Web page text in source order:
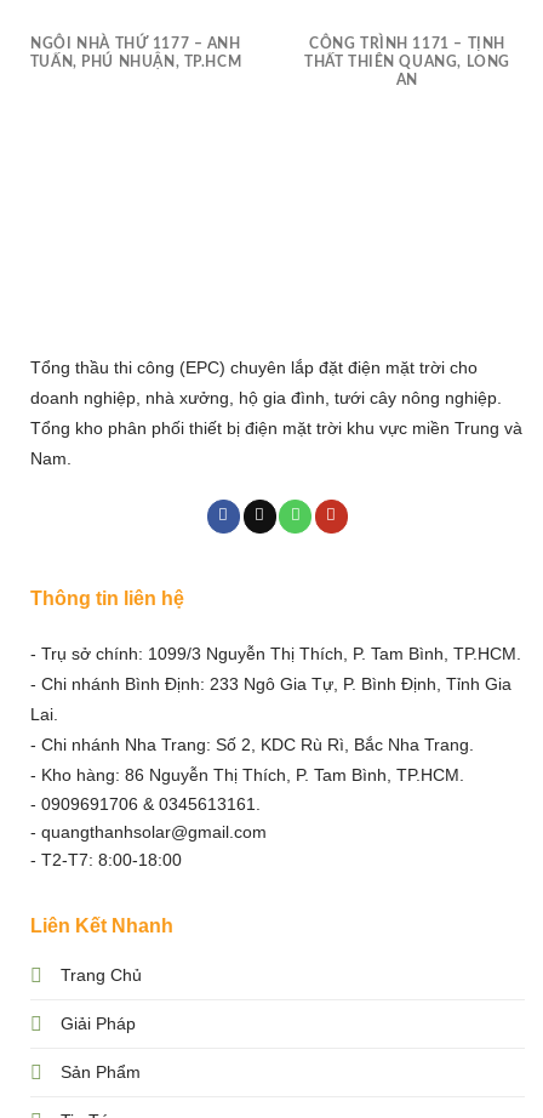
NGÔI NHÀ THỨ 1177 – ANH
TUẤN, PHÚ NHUẬN, TP.HCM
CÔNG TRÌNH 1171 – TỊNH
THẤT THIÊN QUANG, LONG
AN
Tổng thầu thi công (EPC) chuyên lắp đặt điện mặt trời cho
doanh nghiệp, nhà xưởng, hộ gia đình, tưới cây nông nghiệp.
Tổng kho phân phối thiết bị điện mặt trời khu vực miền Trung và
Nam.
Liên Kết Nhanh
Trang Chủ
Giải Pháp
Sản Phẩm
Thông tin liên hệ
- Trụ sở chính: 1099/3 Nguyễn Thị Thích, P. Tam Bình, TP.HCM.
- Chi nhánh Bình Định: 233 Ngô Gia Tự, P. Bình Định, Tỉnh Gia
Lai.
- Chi nhánh Nha Trang: Số 2, KDC Rù Rì, Bắc Nha Trang.
- Kho hàng: 86 Nguyễn Thị Thích, P. Tam Bình, TP.HCM.
- 0909691706 & 0345613161.
- quangthanhsolar@gmail.com
- T2-T7: 8:00-18:00